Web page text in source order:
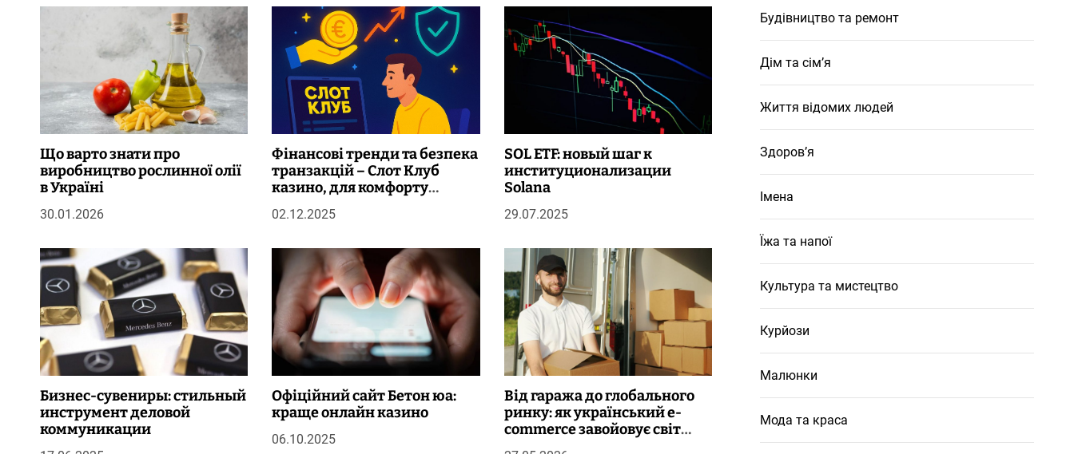
а
п
и
с
і
в
Що варто знати про
виробництво рослинної олії
в Україні
30.01.2026
Фінансові тренди та безпека
транзакцій – Слот Клуб
казино, для комфорту
сучасного гравця
02.12.2025
SOL ETF: новый шаг к
институционализации
Solana
29.07.2025
Бизнес-сувениры: стильный
инструмент деловой
коммуникации
Офіційний сайт Бетон юа:
краще онлайн казино
06.10.2025
Від гаража до глобального
ринку: як український e-
commerce завойовує світ
попри все
Будівництво та ремонт
Дім та сім’я
Життя відомих людей
Здоров’я
Імена
Їжа та напої
Культура та мистецтво
Курйози
Малюнки
Мода та краса